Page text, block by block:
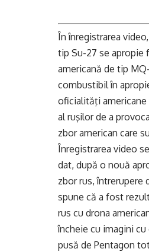
În înregistrarea
tip Su-27 se apropie
americană de tip
combustibil în
oficialităţi
al ruşilor de a
zbor american care
Înregistrarea video
dat, după o nouă
zbor rus, întrerupere
spune că a fost
rus cu drona
încheie cu imagini cu
pusă de Pentagon